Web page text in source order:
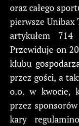
oraz całego
pierwsze Unibax
artykułem
Przewiduje on
klubu
przez gości, a
o.o. w kwocie,
przez
kary